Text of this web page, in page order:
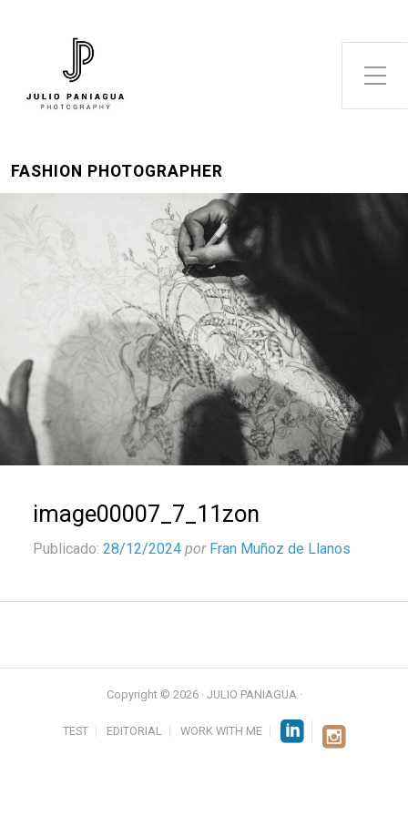
Alternar el menú lateral
FASHION PHOTOGRAPHER
image00007_7_11zon
Publicado: 28/12/2024 por Fran Muñoz de Llanos
Copyright © 2026 · JULIO PANIAGUA ·
TEST EDITORIAL WORK WITH ME